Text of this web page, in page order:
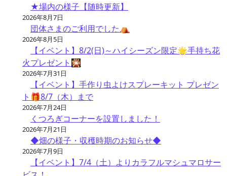
★場内の様子【随時更新】
2026年8月7日
団体さまのご利用でした⛺
2026年8月5日
【イベント】8/2(日)～ハイシーズン限定🌟手持ち花
火プレゼント🎇
2026年7月31日
【イベント】手作り虫よけスプレーキット プレゼン
ト🎁8/7（木）まで
2026年7月24日
くつろぎコーナーを設置しました！
2026年7月21日
◆畑の様子・収穫時期のお知らせ◆
2026年7月9日
【イベント】7/4（土）よりカラフルマシュマロサー